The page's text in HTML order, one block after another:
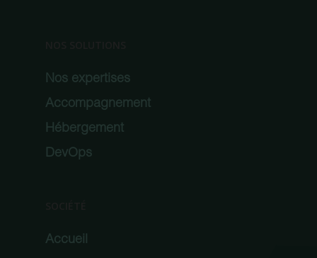
Nos expertises
Accompagnement
Hébergement
DevOps
Accueil